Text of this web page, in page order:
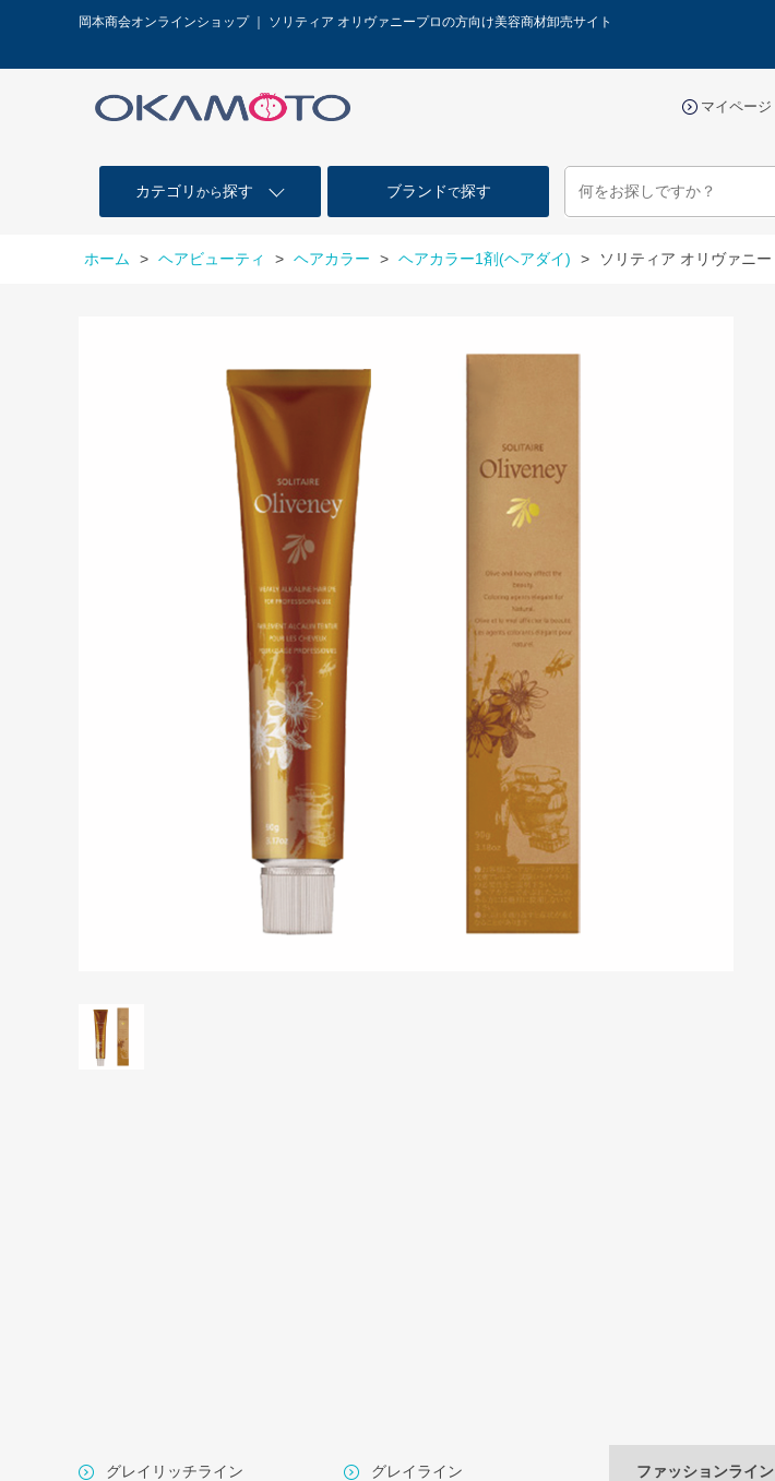
岡本商会オンラインショップ ｜ ソリティア オリヴァニープロの方向け美容商材卸売サイト
マイページ
カテゴリ から探す ブランドで探す
ホーム > ヘアビューティ > ヘアカラー > ヘアカラー1剤(ヘアダイ) > ソリティア オリヴァニー
グレイリッチライン グレイライン ファッションライン